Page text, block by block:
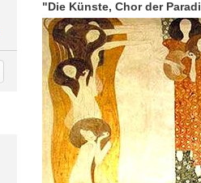
Fokus-Werke
Neue Werke – Auswahl
Alle neuen Werke